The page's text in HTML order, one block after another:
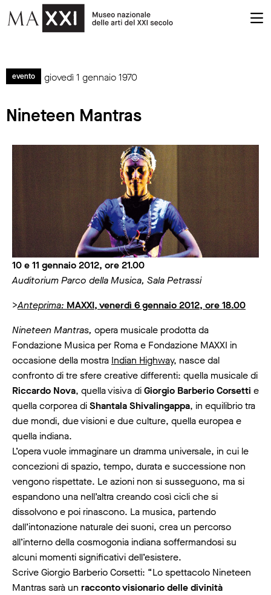
evento giovedì 1 gennaio 1970
Nineteen Mantras
10 e 11 gennaio 2012, ore 21.00
Auditorium Parco della Musica, Sala Petrassi
>Anteprima: MAXXI, venerdì 6 gennaio 2012, ore 18.00
Nineteen Mantras, opera musicale prodotta da
Fondazione Musica per Roma e Fondazione MAXXI in
occasione della mostra Indian Highway, nasce dal
confronto di tre sfere creative differenti: quella musicale di
Riccardo Nova, quella visiva diGiorgio Barberio Corsetti e
quella corporea diShantala Shivalingappa, in equilibrio tra
due mondi, due visioni e due culture, quella europea e
quella indiana.
L’opera vuole immaginare un dramma universale, in cui le
concezioni di spazio, tempo, durata e successione non
vengono rispettate. Le azioni non si susseguono, ma si
espandono una nell’altra creando così cicli che si
dissolvono e poi rinascono. La musica, partendo
dall’intonazione naturale dei suoni, crea un percorso
all’interno della cosmogonia indiana soffermandosi su
alcuni momenti significativi dell’esistere.
Scrive Giorgio Barberio Corsetti: “Lo spettacolo Nineteen
Mantras sarà un racconto visionario delle divinità